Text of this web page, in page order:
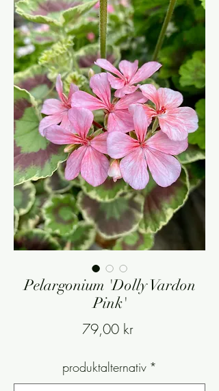
Pelargonium 'Dolly Vardon
Pink'
79,00 krPris
produktalternativ *